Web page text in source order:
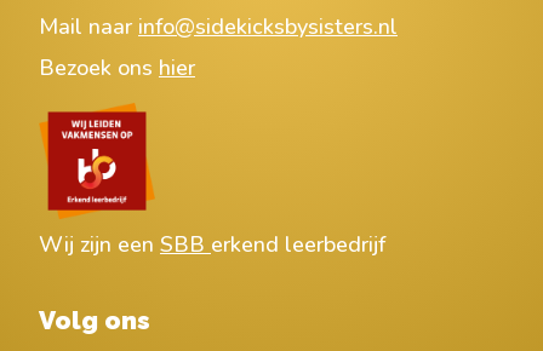
Mail naar info@sidekicksbysisters.nl
Bezoek ons hier
Wij zijn een SBB erkend leerbedrijf
Volg ons